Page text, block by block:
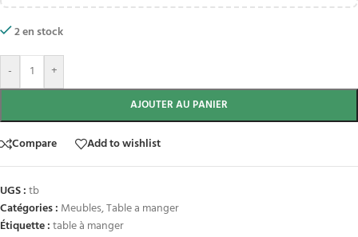
2 en stock
- +
AJOUTER AU PANIER
Compare Add to wishlist
UGS :tb
Catégories : Meubles,Table a manger
Étiquette :table à manger